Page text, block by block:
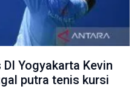
Yogyakarta Kevin
putra tenis kursi